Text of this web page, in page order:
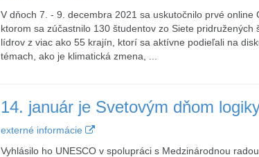
V dňoch 7. - 9. decembra 2021 sa uskutočnilo prvé online
ktorom sa zúčastnilo 130 študentov zo Siete pridružených
lídrov z viac ako 55 krajín, ktorí sa aktívne podieľali na
témach, ako je klimatická zmena, ...
14. január je Svetovým dňom
externé informácie
Vyhlásilo ho UNESCO v spolupráci s Medzinárodnou